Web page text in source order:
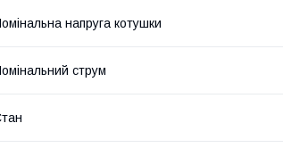
напруга котушки
струм